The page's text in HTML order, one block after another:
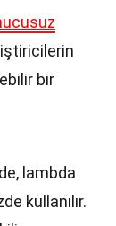
bir
lambda
kullanılır.